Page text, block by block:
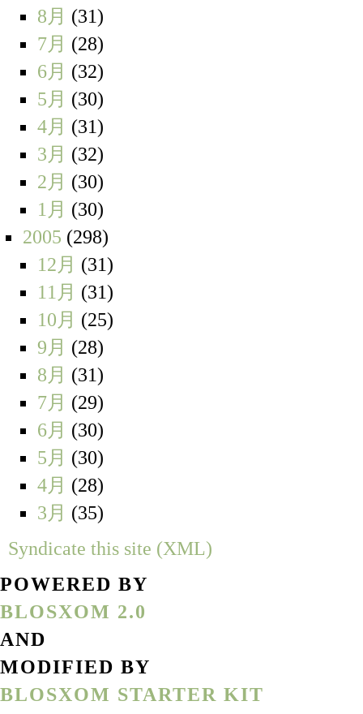
8月 (31)
7月 (28)
6月 (32)
5月 (30)
4月 (31)
3月 (32)
2月 (30)
1月 (30)
2005 (298)
12月 (31)
11月 (31)
10月 (25)
9月 (28)
8月 (31)
7月 (29)
6月 (30)
5月 (30)
4月 (28)
3月 (35)
Syndicate this site (XML)
POWERED BY
BLOSXOM 2.0
AND
MODIFIED BY
BLOSXOM STARTER KIT